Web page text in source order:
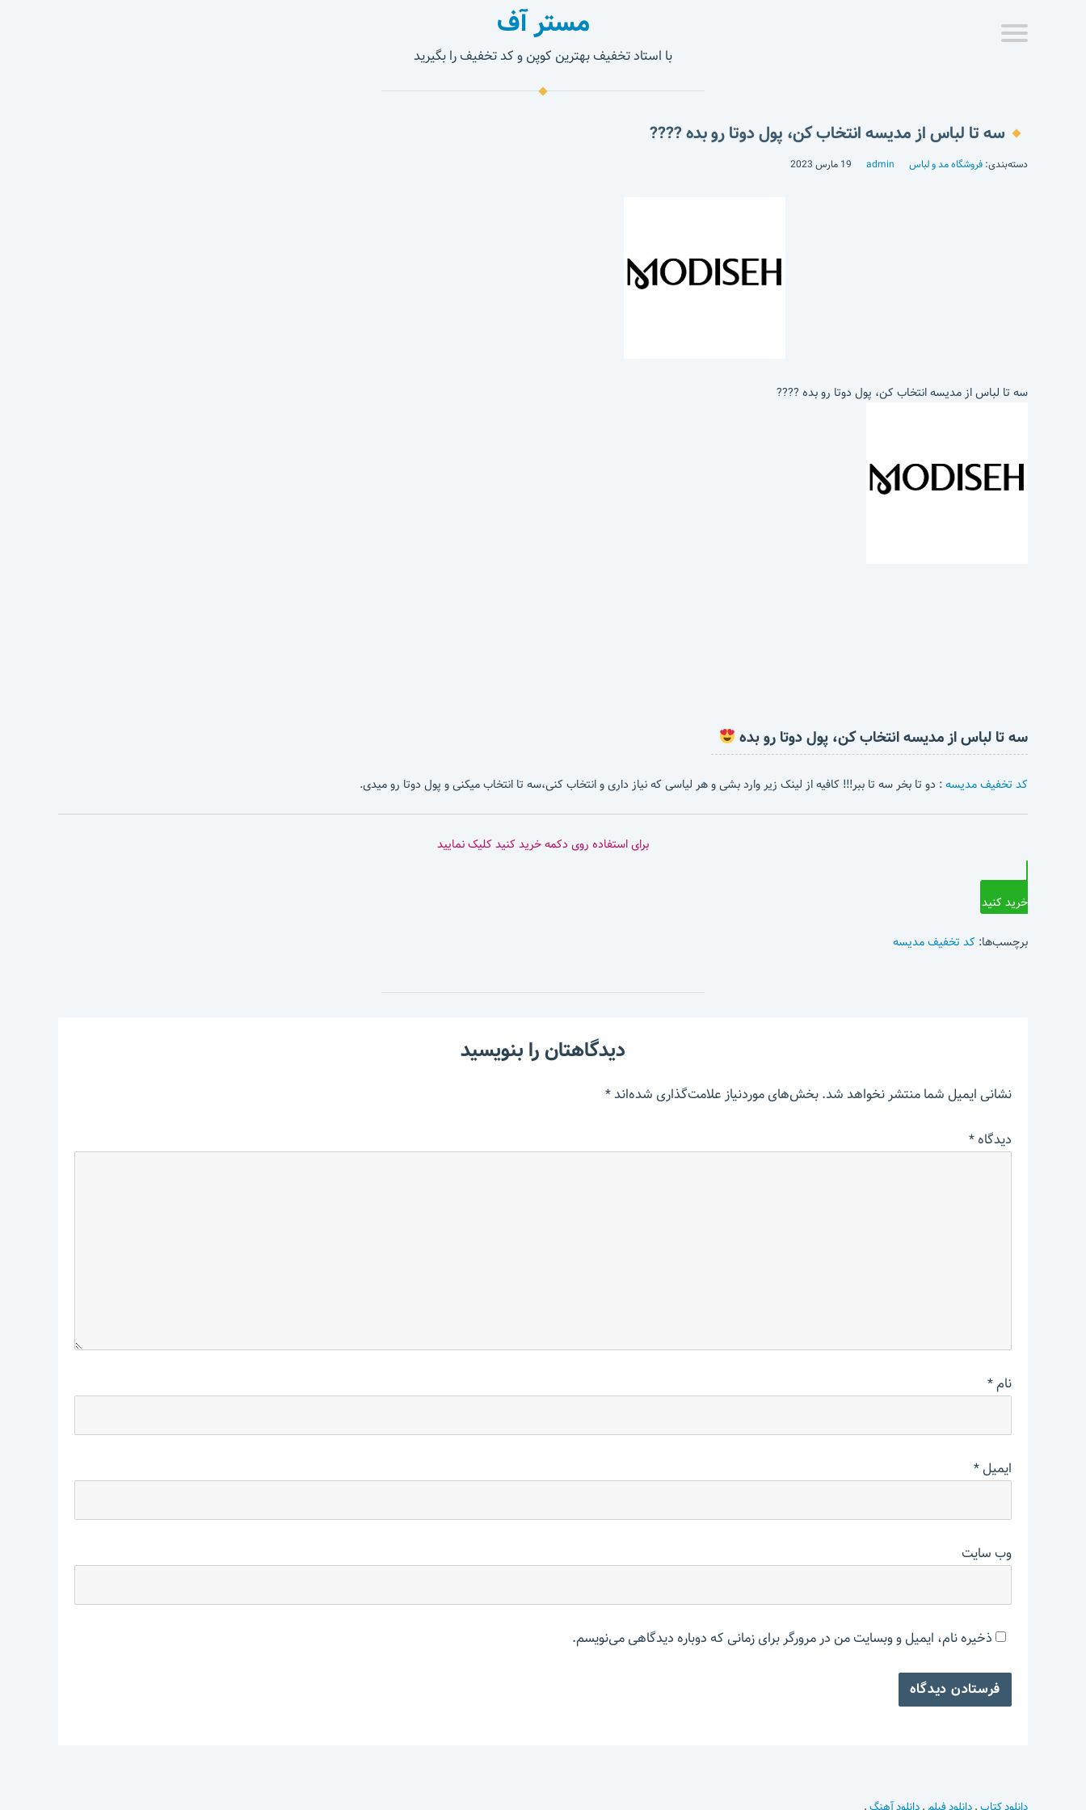
مستر آف
با استاد تخفیف بهترین کوپن و کد تخفیف را بگیرید
سه تا لباس از مدیسه انتخاب کن، پول دوتا رو بده ????
دسته‌بندی: فروشگاه مد و لباس admin 19 مارس 2023
سه تا لباس از مدیسه انتخاب کن، پول دوتا رو بده ????
سه تا لباس از مدیسه انتخاب کن، پول دوتا رو بده
کد تخفیف مدیسه: دو تا بخر سه تا ببر!!! کافیه از لینک زیر وارد بشی و هر لیاسی که نیاز داری و انتخاب کنی،سه تا انتخاب میکنی و پول دوتا رو میدی.
برای استفاده روی دکمه خرید کنید کلیک نمایید
خرید کنید
برچسب‌ها: کد تخفیف مدیسه
دیدگاهتان را بنویسید
نشانی ایمیل شما منتشر نخواهد شد.بخش‌های موردنیاز علامت‌گذاری شده‌اند*
دیدگاه*
نام*
ایمیل*
وب‌ سایت
ذخیره نام، ایمیل و وبسایت من در مرورگر برای زمانی که دوباره دیدگاهی می‌نویسم.
دانلود کتاب.دانلود فیلم .دانلود آهنگ.